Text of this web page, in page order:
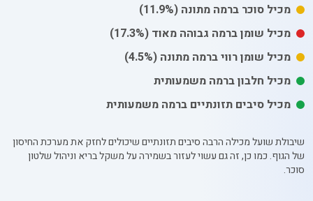
מכיל סוכר ברמה מתונה (11.9%)
מכיל שומןברמה גבוהה מאוד (17.3%)
מכיל שומן רוויברמה מתונה (4.5%)
מכיל חלבון ברמה משמעותית
מכיל סיבים תזונתיים ברמה משמעותית
שיבולת שועל מכילה הרבה סיבים תזונתיים שיכולים לחזק את מערכת החיסון
של הגוף. כמו כן, זה גם עשוי לעזור בשמירה על משקל בריא וניהול שלטון
סוכר.